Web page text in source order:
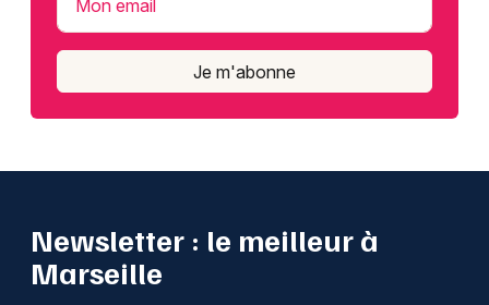
Mon email
Je m'abonne
Newsletter : le meilleur à
Marseille